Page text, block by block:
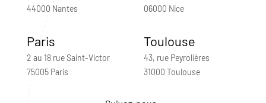
44000 Nantes
06000 Nice
Paris
2 au 18 rue Saint-Victor
75005 Paris
Toulouse
43, rue Peyrolières
31000 Toulouse